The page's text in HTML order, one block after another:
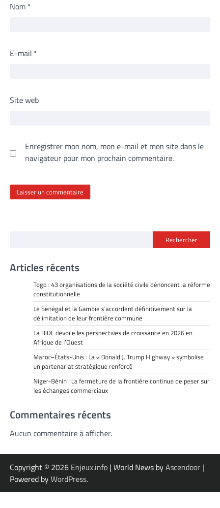
Nom *
E-mail *
Site web
Enregistrer mon nom, mon e-mail et mon site dans le
navigateur pour mon prochain commentaire.
Rechercher
Articles récents
Togo : 43 organisations de la société civile dénoncent la réforme
constitutionnelle
Le Sénégal et la Gambie s’accordent définitivement sur la
délimitation de leur frontière commune
La BIDC dévoile les perspectives de croissance en 2026 en
Afrique de l’Ouest
Maroc–États-Unis : La « Donald J. Trump Highway » symbolise
un partenariat stratégique renforcé
Niger-Bénin : La fermeture de la frontière continue de peser sur
les échanges commerciaux
Commentaires récents
Aucun commentaire à afficher.
Copyright © 2026 Enjeux.info | World News byAscendoor |
Powered byWordPress.